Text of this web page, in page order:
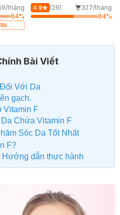
tháng
64%
150ml
4.9 (29)
327/tháng
64%
Bài Viết
Với Da
gạch.
Vitamin F
Chứa Vitamin F
Sóc Da Tốt Nhất
F?
Hướng dẫn thực hành